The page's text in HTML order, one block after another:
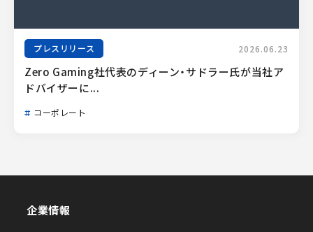
プレスリリース 2026.06.23
Zero Gaming社代表のディーン・サドラー氏が当社ア
ドバイザーに...
コーポレート
企業情報